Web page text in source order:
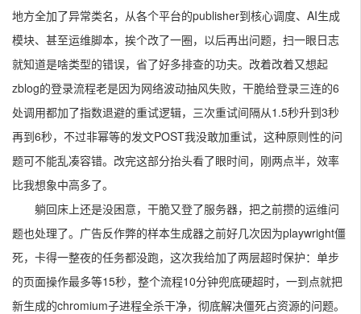
地方全加了异常类名，从各个平台的publisher到核心调度、AI生成
模块、甚至运维脚本，挨个改了一圈，以后再出问题，扫一眼日志
就知道是啥类型的错误，省了好多排查的功夫。改着改着又想起
zblog的登录流程老是因为网络波动抽风失败，干脆给登录三连的6
处调用都加了指数退避的重试逻辑，三次重试间隔从1.5秒升到3秒
再到6秒，不过非幂等的发文POST我没敢加重试，这种原则性的问
题可不能乱凑容错。改完这部分抬头看了眼时间，刚两点半，效率
比我想象中高多了。
躺回床上还是没困意，干脆又登了服务器，把之前攒的运维问
题也处理了。广告反作弊的样本生成器之前好几次因为playwright僵
死，卡得一整夜的任务都没跑，这次我给加了两层超时保护：单步
的页面操作最多等15秒，整个流程10分钟兜底硬超时，一到点就把
新生成的chromium子进程全杀干净，彻底解决僵死占资源的问题。